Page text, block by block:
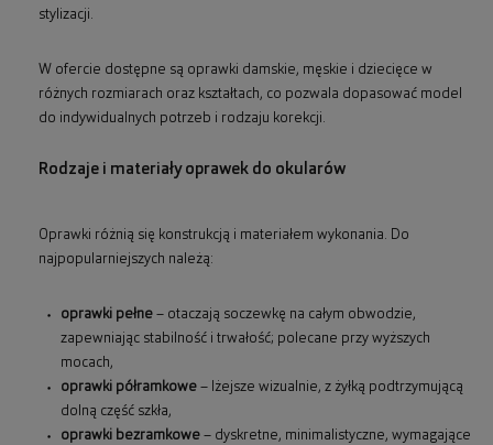
stylizacji.
W ofercie dostępne są oprawki damskie, męskie i dziecięce w
różnych rozmiarach oraz kształtach, co pozwala dopasować model
do indywidualnych potrzeb i rodzaju korekcji.
Rodzaje i materiały oprawek do okularów
Oprawki różnią się konstrukcją i materiałem wykonania. Do
najpopularniejszych należą:
oprawki pełne – otaczają soczewkę na całym obwodzie,
zapewniając stabilność i trwałość; polecane przy wyższych
mocach,
oprawki półramkowe – lżejsze wizualnie, z żyłką podtrzymującą
dolną część szkła,
oprawki bezramkowe – dyskretne, minimalistyczne, wymagające